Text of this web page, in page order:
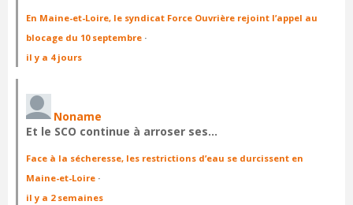
En Maine-et-Loire, le syndicat Force Ouvrière rejoint l’appel au
blocage du 10 septembre ·
il y a 4 jours
Noname
Et le SCO continue à arroser ses…
Face à la sécheresse, les restrictions d’eau se durcissent en
Maine-et-Loire ·
il y a 2 semaines